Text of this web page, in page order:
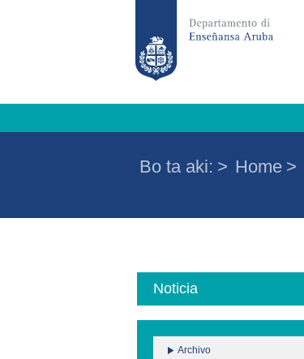
Bo ta aki: > Home >
Noticia
Archivo